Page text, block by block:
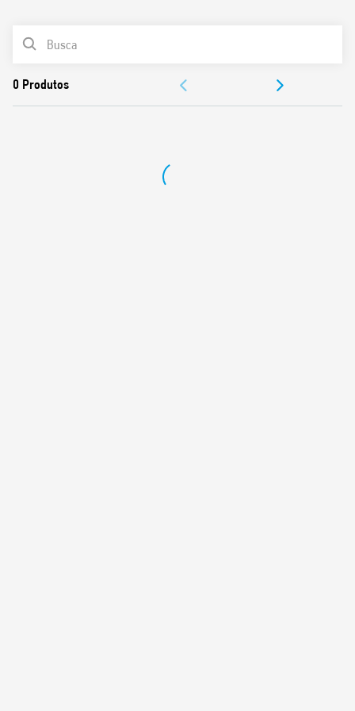
0 Produtos